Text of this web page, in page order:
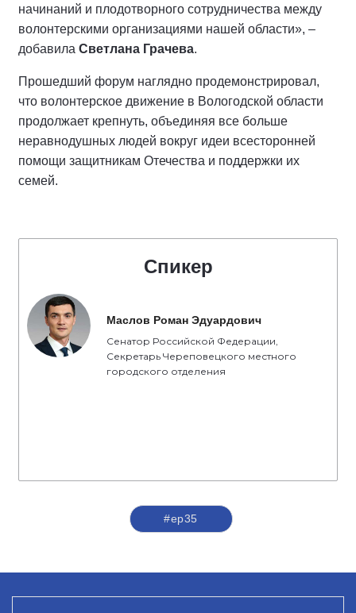
начинаний и плодотворного сотрудничества между
волонтерскими организациями нашей области», –
добавила Светлана Грачева.
Прошедший форум наглядно продемонстрировал,
что волонтерское движение в Вологодской области
продолжает крепнуть, объединяя все больше
неравнодушных людей вокруг идеи всесторонней
помощи защитникам Отечества и поддержки их
семей.
Спикер
Маслов Роман Эдуардович
Сенатор Российской Федерации,
Секретарь Череповецкого местного
городского отделения
#ер35